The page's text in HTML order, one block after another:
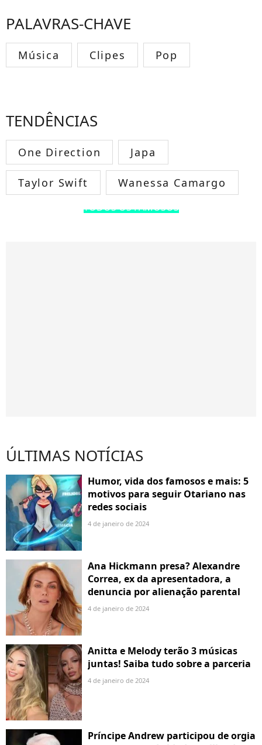
PALAVRAS-CHAVE
Música Clipes Pop
TENDÊNCIAS
One Direction Japa
Taylor Swift Wanessa Camargo
TODOS OS FAMOSOS
ÚLTIMAS NOTÍCIAS
Humor, vida dos famosos e mais: 5
motivos para seguir Otariano nas
redes sociais
4 de janeiro de 2024
Ana Hickmann presa? Alexandre
Correa, ex da apresentadora, a
denuncia por alienação parental
4 de janeiro de 2024
Anitta e Melody terão 3 músicas
juntas! Saiba tudo sobre a parceria
4 de janeiro de 2024
Príncipe Andrew participou de orgia